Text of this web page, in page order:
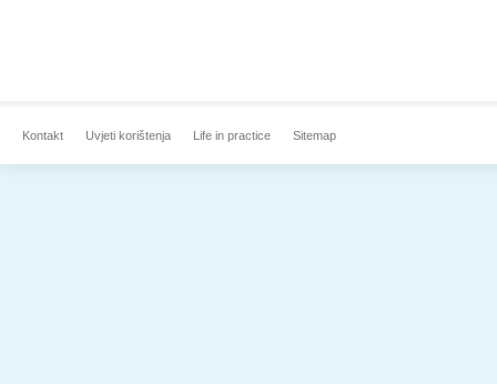
Kontakt Uvjeti korištenja Life in practice Sitemap